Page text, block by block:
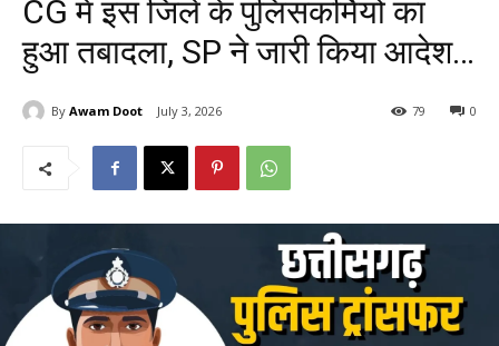
CG में इस जिले के पुलिसकर्मियों का
हुआ तबादला, SP ने जारी किया आदेश…
By Awam Doot July 3, 2026 0
79